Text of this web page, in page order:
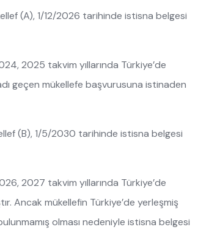
(A), 1/12/2026 tarihinde istisna belgesi
2025 takvim yıllarında Türkiye’de
geçen mükellefe başvurusuna istinaden
(B), 1/5/2030 tarihinde istisna belgesi
2027 takvim yıllarında Türkiye’de
Ancak mükellefin Türkiye’de yerleşmiş
olması nedeniyle istisna belgesi